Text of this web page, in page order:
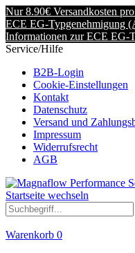
Nur 8.90€ Versandkosten
ECE EG-Typgenehmigung
Informationen zur ECE EG-
Service/Hilfe
B2B-Login
Cookie-Einstellungen
Kontakt
Datenschutz
Versand und
Impressum
Widerrufsrecht
AGB
Warenkorb 0